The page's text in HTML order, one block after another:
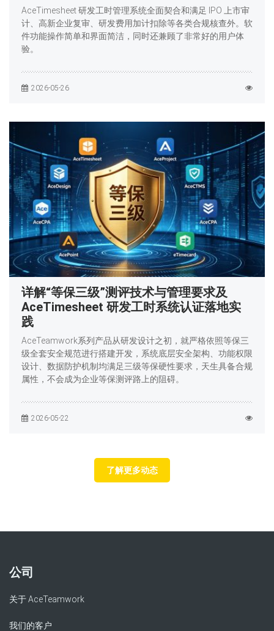
AceTimesheet 研发工时管理系统全面契合和满足 IPO 上市审
计、高新企业复审、研发费用加计扣除等各类合规核查外。软
件功能操作简单和界面简洁，同时还兼顾了非常好的用户体
验。
2026-05-26
详解“等保三级”测评技术与管理要求及
AceTimesheet 研发工时系统认证落地实
践
AceTeamwork系列产品从研发设计之初，就严格依照等保三
级全套安全规范进行搭建开发，系统底层安全架构、功能权限
设计、数据防护机制均满足三级等保硬性要求，天生具备合规
属性，不会成为企业等保测评路上的阻碍。
2026-05-22
了解更多动态
公司
关于 AceTeamwork
我们的客户